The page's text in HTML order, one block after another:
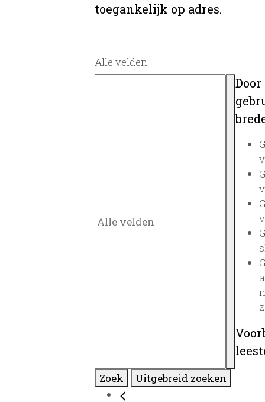
toegankelijk op adres.
Alle velden
Zoek Uitgebreid zoeken